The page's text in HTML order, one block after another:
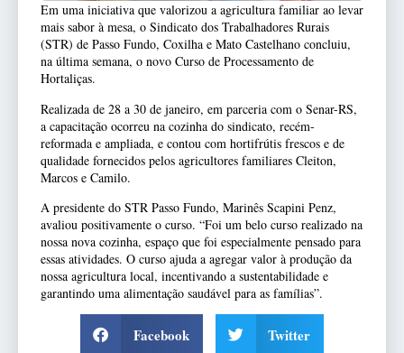
Em uma iniciativa que valorizou a agricultura familiar ao levar
mais sabor à mesa, o Sindicato dos Trabalhadores Rurais
(STR) de Passo Fundo, Coxilha e Mato Castelhano concluiu,
na última semana, o novo Curso de Processamento de
Hortaliças.
Realizada de 28 a 30 de janeiro, em parceria com o Senar-RS,
a capacitação ocorreu na cozinha do sindicato, recém-
reformada e ampliada, e contou com hortifrútis frescos e de
qualidade fornecidos pelos agricultores familiares Cleiton,
Marcos e Camilo.
A presidente do STR Passo Fundo, Marinês Scapini Penz,
avaliou positivamente o curso. “Foi um belo curso realizado na
nossa nova cozinha, espaço que foi especialmente pensado para
essas atividades. O curso ajuda a agregar valor à produção da
nossa agricultura local, incentivando a sustentabilidade e
garantindo uma alimentação saudável para as famílias”.
Facebook Twitter